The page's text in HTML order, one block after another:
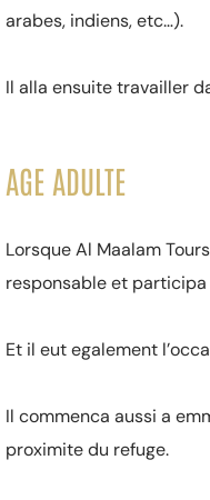
arabes, indiens, etc…).
Il alla ensuite travailler
AGE ADULTE
Lorsque Al Maalam
responsable et
Et il eut egalement
Il commenca aussi a
proximite du refuge.